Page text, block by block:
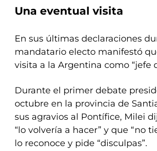
Una eventual visita
En sus últimas declaraciones
mandatario electo manifestó
visita a la Argentina como “jefe
Durante el primer debate
octubre en la provincia de
sus agravios al Pontífice, Milei
“lo volvería a hacer” y que “no
lo reconoce y pide “disculpas”.